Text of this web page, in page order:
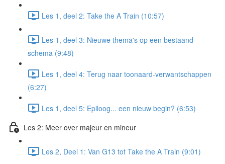
Les 1, deel 2: Take the A Train (10:57)
Les 1, deel 3: Nieuwe thema's op een bestaand
schema (9:48)
Les 1, deel 4: Terug naar toonaard-verwantschappen
(6:27)
Les 1, deel 5: Epiloog... een nieuw begin? (6:53)
Les 2: Meer over majeur en mineur
Les 2, Deel 1: Van G13 tot Take the A Train (9:01)